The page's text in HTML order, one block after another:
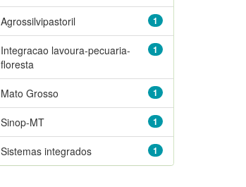
1
Agrossilvipastoril
1
Integracao lavoura-pecuaria-
floresta
1
Mato Grosso
1
Sinop-MT
1
Sistemas integrados